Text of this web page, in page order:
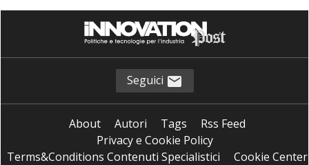
Seguici
About Autori Tags
Rss Feed
Privacy e Cookie Policy
Terms&Conditions Contenuti Specialistici
Cookie Center